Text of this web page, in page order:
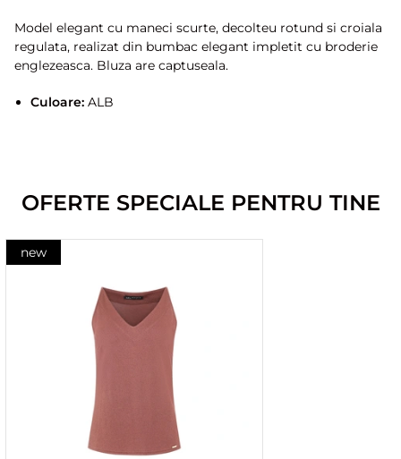
Model elegant cu maneci scurte, decolteu rotund si croiala
regulata, realizat din bumbac elegant impletit cu broderie
englezeasca. Bluza are captuseala.
Culoare:ALB
OFERTE SPECIALE PENTRU TINE
new